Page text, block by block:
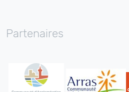
Partenaires